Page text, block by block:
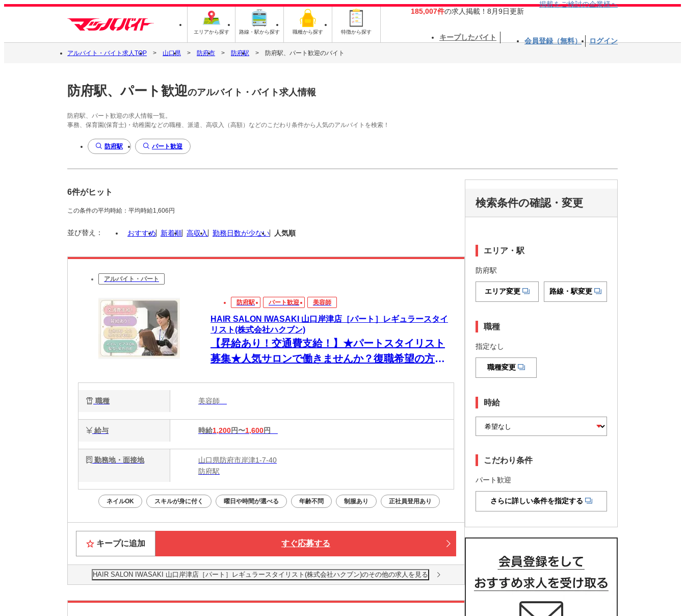
エリアから探す 路線・駅から探す 職種から探す 特徴から探す
185,007件の求人掲載！8月9日更新
掲載をご検討の企業様へ
キープしたバイト 会員登録（無料） ログイン
アルバイト・バイト求人TOP 山口県 防府市 防府駅 防府駅、パート歓迎のバイト
防府駅、パート歓迎のアルバイト・バイト求人情報
防府駅、パート歓迎の求人情報一覧。
事務、保育園(保育士)・幼稚園などの職種、派遣、高収入（高額）などのこだわり条件から人気のアルバイトを検索！
防府駅 パート歓迎
6件がヒット
この条件の平均時給：平均時給1,606円
並び替え： おすすめ 新着順 高収入 勤務日数が少ない 人気順
アルバイト・パート
防府駅 パート歓迎 美容師
HAIR SALON IWASAKI 山口岸津店［パート］レギュラースタイ
リスト(株式会社ハクブン)
【昇給あり！交通費支給！】★パートスタイリスト
募集★人気サロンで働きませんか？復職希望の方大
職種 美容師
給与 時給1,200円〜1,600円
勤務地・面接地
山口県防府市岸津1-7-40
防府駅
ネイルOK スキルが身に付く 曜日や時間が選べる 年齢不問 制服あり 正社員登用あり
キープに追加 すぐ応募する
HAIR SALON IWASAKI 山口岸津店［パート］レギュラースタイリスト(株式会社ハクブン)のその他の求人を見る
検索条件の確認・変更
エリア・駅
防府駅
エリア変更 路線・駅変更
職種
指定なし
職種変更
時給
こだわり条件
パート歓迎
さらに詳しい条件を指定する